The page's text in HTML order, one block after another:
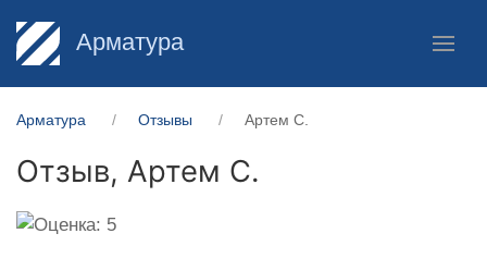
Арматура
Арматура Отзывы Артем С.
Отзыв, Артем С.